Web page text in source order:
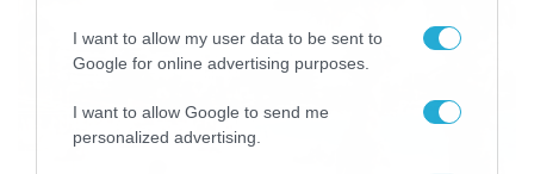
I want to allow my user data to be sent to
Google for online advertising purposes.
I want to allow Google to send me
personalized advertising.